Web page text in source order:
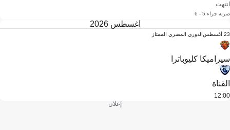
انتهت
ضربة جزاء 5 - 6
أغسطس 2026
23 أغسطس الدوري المصري الممتاز
سيراميكا كليوباترا
القناة
12:00
إعلان